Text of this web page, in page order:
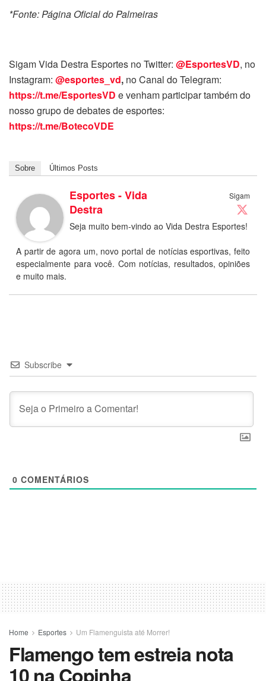
*Fonte: Página Oficial do Palmeiras
Sigam Vida Destra Esportes no Twitter: @EsportesVD, no
Instagram: @esportes_vd, no Canal do Telegram:
https://t.me/EsportesVD e venham participar também do
nosso grupo de debates de esportes:
https://t.me/BotecoVDE
Sobre Últimos Posts
Sigam
Esportes - Vida
Destra
Seja muito bem-vindo ao Vida Destra Esportes!
A partir de agora um, novo portal de notícias esportivas, feito
especialmente para você. Com notícias, resultados, opiniões
e muito mais.
Subscribe
0 COMENTÁRIOS
Home Esportes Um Flamenguista até Morrer!
Flamengo tem estreia nota
10 na Copinha